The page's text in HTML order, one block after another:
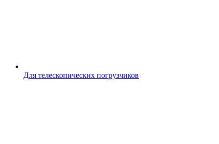
Для телескопических погрузчиков